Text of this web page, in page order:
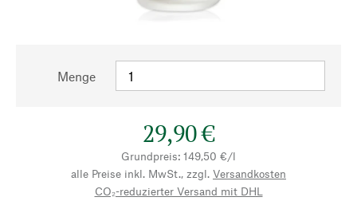
Menge
29,90 €
Grundpreis: 149,50 €/l
alle Preise inkl. MwSt., zzgl. Versandkosten
CO₂-reduzierter Versand mit DHL